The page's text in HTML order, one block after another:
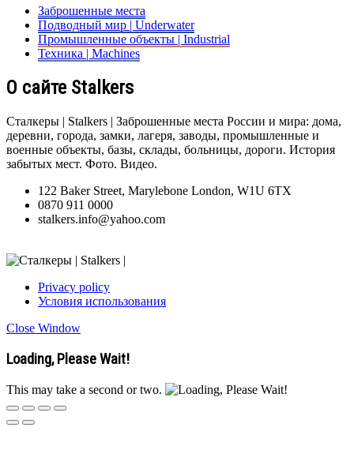
Заброшенные места
Подводный мир | Underwater
Промышленные объекты | Industrial
Техника | Machines
О сайте Stalkers
Сталкеры | Stalkers | Заброшенные места России и мира: дома,
деревни, города, замки, лагеря, заводы, промышленные и
военные объекты, базы, склады, больницы, дороги. История
забытых мест. Фото. Видео.
122 Baker Street, Marylebone London, W1U 6TX
0870 911 0000
stalkers.info@yahoo.com
Privacy policy
Условия использования
Close Window
Loading, Please Wait!
This may take a second or two.